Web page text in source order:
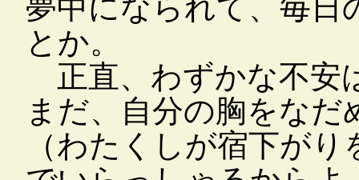
夢中になられて、毎日
とか。
正直、わずかな不安
まだ、自分の胸をな
（わたくしが宿下が